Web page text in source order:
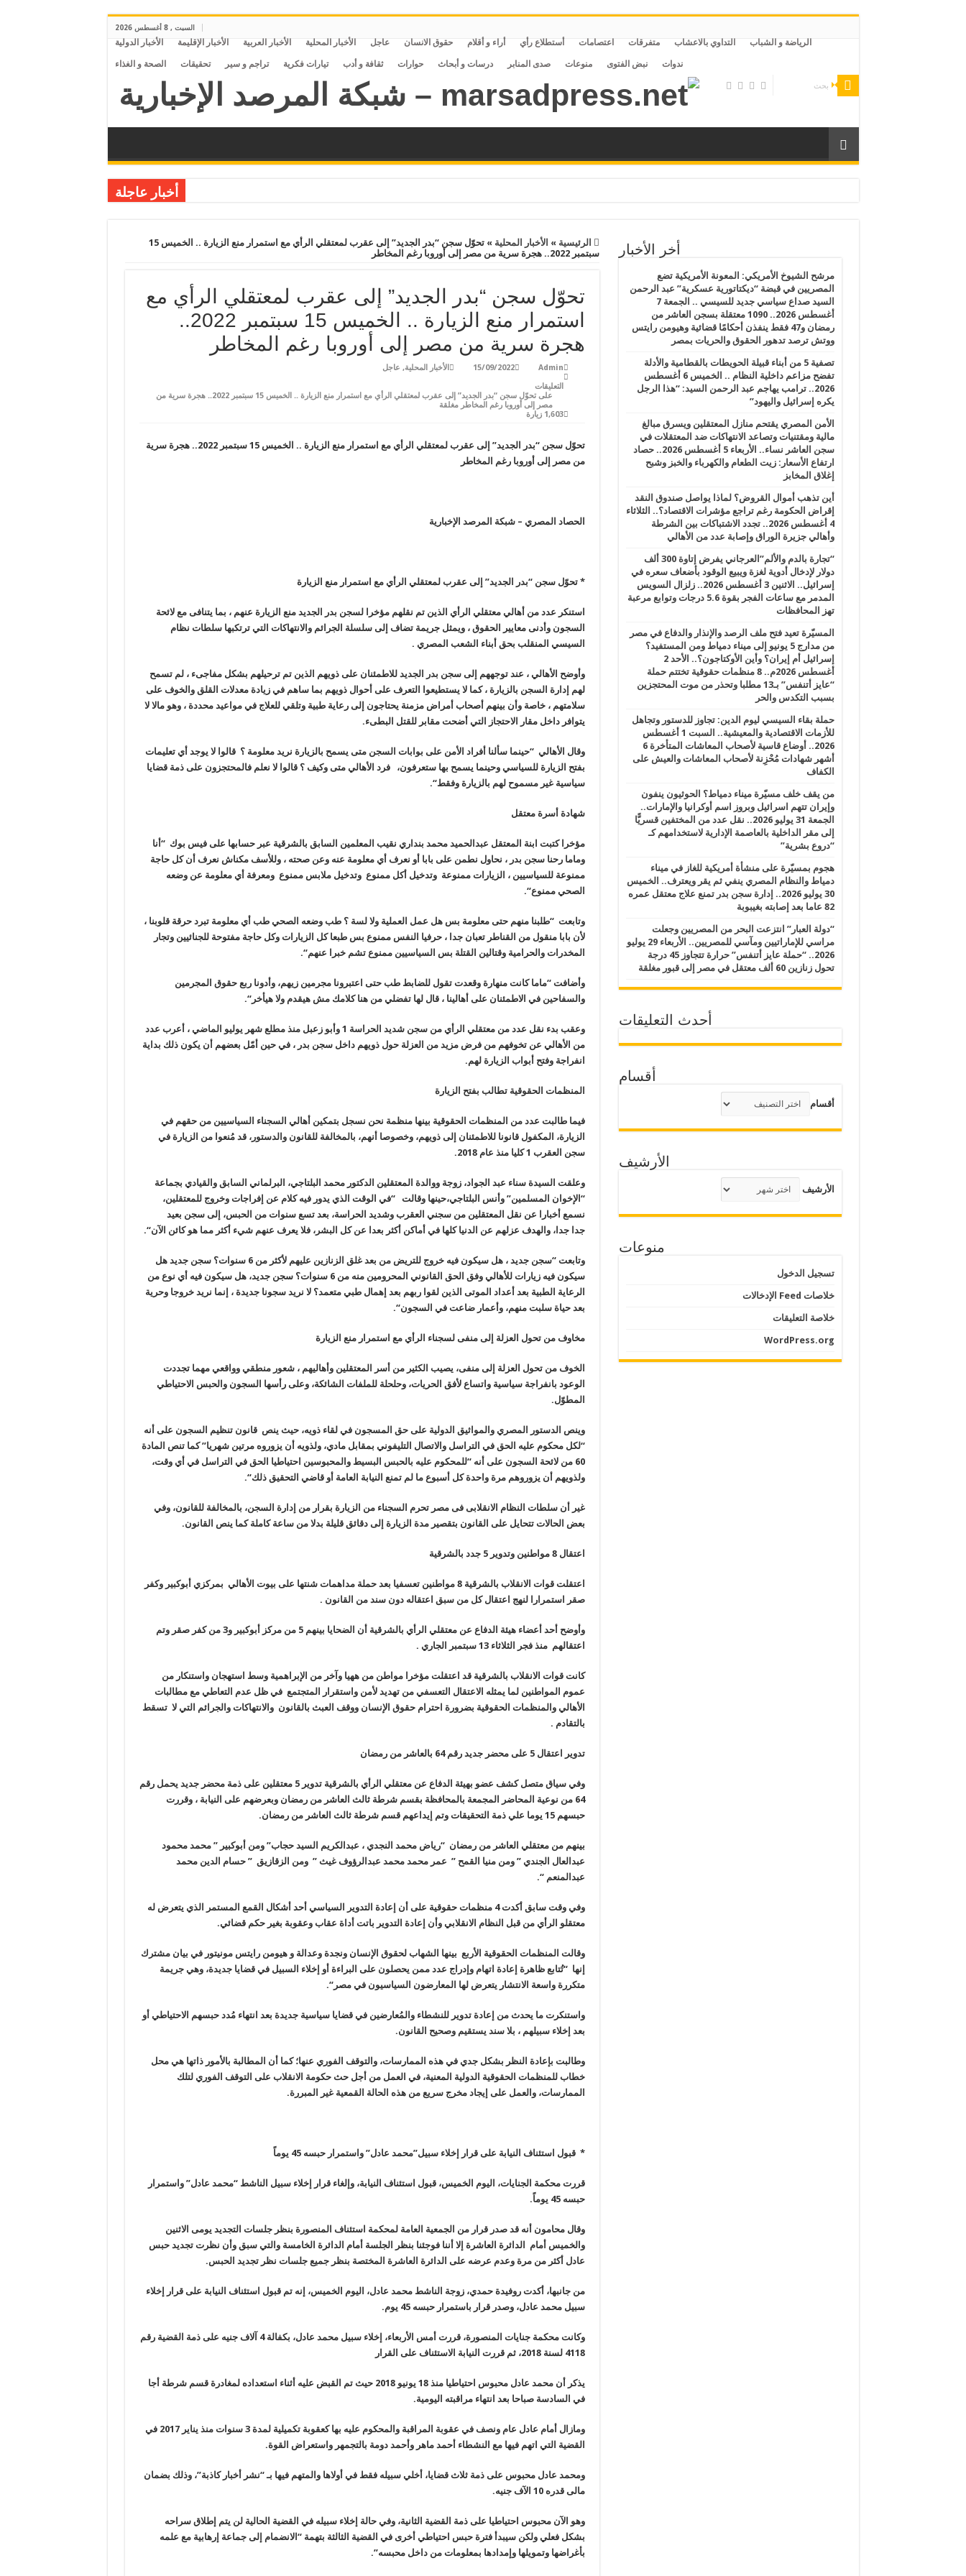
السبت , 8 أغسطس 2026
الأخبار الدولية الأخبار الإقليمة الأخبار العربية الأخبار المحلية عاجل حقوق الانسان أراء و أقلام أستطلاع رأي اعتصامات متفرقات التداوي بالاعشاب الرياضة و الشباب
الصحة و الغذاء تحقيقات تراجم و سير تيارات فكرية ثقافة و أدب حوارات درسات و أبحاث صدى المنابر منوعات نبض الفتوى ندوات
أخبار عاجلة
المائي”: خطاب بدر عبدالعاطي عن القانون الدولي يصطدم بواقع الملء الأحادي وسد النهضة يراكم المخاطر
الرئيسية » الأخبار المحلية »
تحوّل سجن “بدر الجديد” إلى عقرب لمعتقلي الرأي مع استمرار منع الزيارة .. الخميس 15
سبتمبر 2022.. هجرة سرية من مصر إلى أوروبا رغم المخاطر
تحوّل سجن “بدر الجديد” إلى عقرب لمعتقلي الرأي مع
استمرار منع الزيارة .. الخميس 15 سبتمبر 2022..
هجرة سرية من مصر إلى أوروبا رغم المخاطر
Admin
15/09/2022 الأخبار المحلية, عاجل
التعليقات
على تحوّل سجن “بدر الجديد” إلى عقرب لمعتقلي الرأي مع استمرار منع الزيارة .. الخميس 15 سبتمبر 2022.. هجرة سرية من
مصر إلى أوروبا رغم المخاطر مغلقة
1,603 زيارة
تحوّل سجن “بدر الجديد” إلى عقرب لمعتقلي الرأي مع استمرار منع الزيارة .. الخميس 15 سبتمبر 2022..
هجرة سرية
من مصر إلى أوروبا رغم المخاطر
الحصاد المصري – شبكة المرصد الإخبارية
* تحوّل سجن “بدر الجديد” إلى عقرب لمعتقلي الرأي مع استمرار منع الزيارة
استنكر عدد من أهالي معتقلي الرأي الذين تم نقلهم مؤخرا لسجن بدر الجديد منع الزيارة عنهم ، بما يتنافى مع لائحة
السجون وأدنى معايير الحقوق ، ويمثل جريمة تضاف إلى سلسلة الجرائم والانتهاكات التي ترتكبها سلطات نظام
السيسي المنقلب بحق أبناء الشعب المصري .
وأوضح الأهالي ، عند توجههم إلى سجن بدر الجديد للاطمئنان على ذويهم الذين تم ترحيلهم بشكل مفاجىء ، لم تسمح
لهم إدارة السجن بالزيارة ، كما لا يستطيعوا التعرف على أحوال ذويهم بما ساهم في زيادة معدلات القلق والخوف على
سلامتهم ، خاصة وأن بينهم أصحاب أمراض مزمنة يحتاجون إلى رعاية طبية وتلقي للعلاج في مواعيد محددة ، وهو مالا لا
يتوافر داخل مقار الاحتجاز التي أضحت مقابر للقتل البطىء.
وقال الأهالي “حينما سألنا أفراد الأمن على بوابات السجن متى يسمح بالزيارة نريد معلومة ؟ قالوا لا يوجد أي تعليمات
بفتح الزيارة للسياسي وحينما يسمح بها ستعرفون، فرد الأهالي متى وكيف ؟ قالوا لا نعلم فالمحتجزون على ذمة قضايا
سياسية غير مسموح لهم بالزيارة وفقط“.
شهادة أسرة معتقل
مؤخرا كتبت ابنة المعتقل عبدالحميد محمد بنداري نقيب المعلمين السابق بالشرقية عبر حسابها على فيس بوك “أنا
وماما رحنا سجن بدر ، نحاول نطمن على بابا أو نعرف أي معلومة عنه وعن صحته ، وللأسف مكناش نعرف أن كل حاجة
ممنوعة للسياسيين ، الزيارات ممنوعة وتدخيل أكل ممنوع وتدخيل ملابس ممنوع ومعرفة أي معلومة عن وضعه
الصحي ممنوع“.
وتابعت “طلبنا منهم حتى معلومة بس هل عمل العملية ولا لسة ؟ طب وضعه الصحي طب أي معلومة تبرد حرقة قلوبنا ،
لأن بابا منقول من القناطر تعبان جدا ، حرفيا النفس ممنوع بس طبعا كل الزيارات وكل حاجة مفتوحة للجنائيين وتجار
المخدرات والحرامية وقتالين القتلة بس السياسيين ممنوع تشم خبرا عنهم“.
وأضافت “ماما كانت منهارة وقعدت تقول للضابط طب حتى اعتبرونا مجرمين زيهم، وأدونا ربع حقوق المجرمين
والسفاحين في الاطمئنان على أهالينا ، قال لها تفضلي من هنا كلامك مش هيقدم ولا هيأخر“.
وعقب بدء نقل عدد من معتقلي الرأي من سجن شديد الحراسة 1 وأبو زعبل منذ مطلع شهر يوليو الماضي ، أعرب عدد
من الأهالي عن تخوفهم من فرض مزيد من العزلة حول ذويهم داخل سجن بدر ، في حين أمّل بعضهم أن يكون ذلك بداية
انفراجة وفتح أبواب الزيارة لهم.
المنظمات الحقوقية تطالب بفتح الزيارة
فيما طالبت عدد من المنظمات الحقوقية بينها منظمة نحن نسجل بتمكين أهالي السجناء السياسيين من حقهم في
الزيارة، المكفول قانونا للاطمئنان إلى ذويهم، وخصوصا أنهم، بالمخالفة للقانون والدستور، قد مُنعوا من الزيارة في
سجن العقرب 1 كليا منذ عام 2018
.
وعلقت السيدة سناء عبد الجواد، زوجة ووالدة المعتقلين الدكتور محمد البلتاجي، البرلماني السابق والقيادي بجماعة
“الإخوان المسلمين” وأنس البلتاجي،حينها وقالت “في الوقت الذي يدور فيه كلام عن إفراجات وخروج للمعتقلين،
نسمع أخبارا عن نقل المعتقلين من سجني العقرب وشديد الحراسة، بعد تسع سنوات من الحبس، إلى سجن بعيد
جدا جدا، والهدف عزلهم عن الدنيا كلها في أماكن أكثر بعدا عن كل البشر، فلا يعرف عنهم شيء أكثر مما هو كائن الآن“.
وتابعت “سجن جديد ، هل سيكون فيه خروج للتريض من بعد غلق الزنازين عليهم لأكثر من 6 سنوات؟ سجن جديد هل
سيكون فيه زيارات للأهالي وفق الحق القانوني المحرومين منه من 6 سنوات؟ سجن جديد، هل سيكون فيه أي نوع من
الرعاية الطبية بعد أعداد الموتى الذين لقوا ربهم بعد إهمال طبي متعمد؟ لا نريد سجونا جديدة ، إنما نريد خروجا وحرية
بعد حياة سلبت منهم، وأعمار ضاعت في السجون“.
مخاوف من تحول العزلة إلى منفى لسجناء الرأي مع استمرار منع الزيارة
الخوف من تحول العزلة إلى منفى، يصيب الكثير من أسر المعتقلين وأهاليهم ، شعور منطقي وواقعي مهما تجددت
الوعود بانفراجة سياسية واتساع لأفق الحريات، وحلحلة للملفات الشائكة، وعلى رأسها السجون والحبس الاحتياطي
المطوّل.
وينص الدستور المصري والمواثيق الدولية على حق المسجون في لقاء ذويه، حيث ينص قانون تنظيم السجون على أنه
“لكل محكوم عليه الحق في التراسل والاتصال التليفوني بمقابل مادي، ولذويه أن يزوروه مرتين شهريا” كما تنص المادة
60 من لائحة السجون على أنه “للمحكوم عليه بالحبس البسيط والمحبوسين احتياطيا الحق في التراسل في أي وقت،
ولذويهم أن يزوروهم مرة واحدة كل أسبوع ما لم تمنع النيابة العامة أو قاضي التحقيق ذلك“.
غير أن سلطات النظام الانقلابى فى مصر تحرم السجناء من الزيارة بقرار من إدارة السجن، بالمخالفة للقانون، وفي
بعض الحالات تتحايل على القانون بتقصير مدة الزيارة إلى دقائق قليلة بدلا من ساعة كاملة كما ينص القانون.
اعتقال 8 مواطنين وتدوير 5 جدد بالشرقية
اعتقلت قوات الانقلاب بالشرقية 8 مواطنين تعسفيا بعد حملة مداهمات شنتها على بيوت الأهالي بمركزي أبوكبير وكفر
صقر استمرارا لنهج اعتقال كل من سبق اعتقاله دون سند من القانون .
وأوضح أحد أعضاء هيئة الدفاع عن معتقلي الرأي بالشرقية أن الضحايا بينهم 5 من مركز أبوكبير و3 من كفر صقر وتم
اعتقالهم منذ فجر الثلاثاء 13 سبتمبر الجاري
.
كانت قوات الانقلاب بالشرقية قد اعتقلت مؤخرا مواطن من ههيا وآخر من الإبراهمية وسط استهجان واستنكار من
عموم المواطنين لما يمثله الاعتقال التعسفي من تهديد لأمن واستقرار المتجتمع في ظل عدم التعاطي مع مطالبات
الأهالي والمنظمات الحقوقية بضرورة احترام حقوق الإنسان ووقف العبث بالقانون والانتهاكات والجرائم التي لا تسقط
بالتقادم .
تدوير اعتقال 5 على محضر جديد رقم 64 بالعاشر من رمضان
وفي سياق متصل كشف عضو بهيئة الدفاع عن معتقلي الرأي بالشرقية تدوير 5 معتقلين على ذمة محضر جديد يحمل رقم
64 من نوعية المحاضر المجمعة بالمحافظة بقسم شرطة ثالث العاشر من رمضان وبعرضهم على النيابة ، وقررت
حبسهم 15 يوما علي ذمة التحقيقات وتم إيداعهم قسم شرطة ثالث العاشر من رمضان
.
بينهم من معتقلي العاشر من رمضان “رياض محمد النجدي ، عبدالكريم السيد حجاب” ومن أبوكبير ” محمد محمود
عبدالعال الجندي ” ومن منيا القمح ” عمر محمد محمد عبدالرؤوف غيث ” ومن الزقازيق ” حسام الدين محمد
عبدالمنعم “.
وفي وقت سابق أكدت 4 منظمات حقوقية على أن إعادة التدوير السياسي أحد أشكال القمع المستمر الذي يتعرض له
معتقلو الرأي من قبل النظام الانقلابي وأن إعادة التدوير باتت أداة عقاب وعقوبة بغير حكم قضائي.
وقالت المنظمات الحقوقية الأربع بينها الشهاب لحقوق الإنسان ونجدة وعدالة و هيومن رايتس مونيتور في بيان مشترك
إنها “تُتابع ظاهرة إعادة اتهام وإدراج عدد ممن يحصلون على البراءة أو إخلاء السبيل في قضايا جديدة، وهي جريمة
متكررة واسعة الانتشار يتعرض لها المعارضون السياسيون في مصر“.
واستنكرت ما يحدث من إعادة تدوير للنشطاء والمُعارضين في قضايا سياسية جديدة بعد انتهاء مُدد حبسهم الاحتياطي أو
بعد إخلاء سبيلهم ، بلا سند يستقيم وصحيح القانون.
وطالبت بإعادة النظر بشكل جدي في هذه الممارسات، والتوقف الفوري عنها؛ كما أن المطالبة بالأمور ذاتها هي محل
خطاب للمنظمات الحقوقية الدولية المعنية، في العمل من أجل حث حكومة الانقلاب على التوقف الفوري لتلك
الممارسات، والعمل على إيجاد مخرج سريع من هذه الحالة القمعية غير المبررة.
* قبول استئناف النيابة على قرار إخلاء سبيل”محمد عادل” واستمرار حبسه 45 يوماً
قررت محكمة الجنايات، اليوم الخميس، قبول استئناف النيابة، وإلغاء قرار إخلاء سبيل الناشط “محمد عادل” واستمرار
حبسه 45 يوماً
.
وقال محامون أنه قد صدر قرار من الجمعية العامة لمحكمة استئناف المنصورة بنظر جلسات التجديد يومى الاثنين
والخميس أمام الدائرة العاشرة إلا أننا فوجئنا بنظر الجلسة أمام الدائرة الخامسة والتي سبق وأن نظرت تجديد حبس
عادل أكثر من مرة وعدم عرضه على الدائرة العاشرة المختصة بنظر جميع جلسات نظر تجديد الحبس.
من جانبها، أكدت روفيدة حمدي، زوجة الناشط محمد عادل، اليوم الخميس، إنه تم قبول استئناف النيابة على قرار إخلاء
سبيل محمد عادل، وصدر قرار باستمرار حبسه 45 يوم
.
وكانت محكمة جنايات المنصورة، قررت أمس الأربعاء، إخلاء سبيل محمد عادل، بكفالة 4 آلاف جنيه على ذمة القضية رقم
4118 لسنة 2018، ثم قررت النيابة الاستئناف على القرار
يذكر أن محمد عادل محبوس احتياطيا منذ 18 يونيو 2018 حيث تم القبض عليه أثناء استعداده لمغادرة قسم شرطة أجا
في السادسة صباحا بعد انتهاء مراقبته اليومية.
ومازال أمام عادل عام ونصف في عقوبة المراقبة والمحكوم عليه بها كعقوبة تكميلية لمدة 3 سنوات منذ يناير 2017 في
القضية التي اتهم فيها مع النشطاء أحمد ماهر وأحمد دومة بالتجمهر واستعراض القوة.
ومحمد عادل محبوس على ذمة ثلاث قضايا، أخلي سبيله فقط في أولاها والمتهم فيها بـ “نشر أخبار كاذبة”، وذلك بضمان
مالى قدره 10 اﻵف جنيه
.
وهو الآن محبوس احتياطيا على ذمة القضية الثانية، وفي حالة إخلاء سبيله في القضية الحالية لن يتم إطلاق سراحه
بشكل فعلي ولكن سيبدأ فترة حبس احتياطي أخرى في القضية الثالثة بتهمة “الانضمام إلى جماعة إرهابية مع علمه
بأغراضها وتمويلها وإمدادها بمعلومات من داخل محبسه”.
أخر الأخبار
مرشح الشيوخ الأمريكي: المعونة الأمريكية تضع
المصريين في قبضة “ديكتاتورية عسكرية” عبد الرحمن
السيد صداع سياسي جديد للسيسي .. الجمعة 7
أغسطس 2026.. 1090 معتقلة بسجن العاشر من
رمضان و47 فقط ينفذن أحكامًا قضائية وهيومن رايتس
ووتش ترصد تدهور الحقوق والحريات بمصر
تصفية 5 من أبناء قبيلة الحويطات بالقطامية والأدلة
تفضح مزاعم داخلية النظام .. الخميس 6 أغسطس
2026.. ترامب يهاجم عبد الرحمن السيد: “هذا الرجل
يكره إسرائيل واليهود”
الأمن المصري يقتحم منازل المعتقلين ويسرق مبالغ
مالية ومقتنيات وتصاعد الانتهاكات ضد المعتقلات في
سجن العاشر نساء.. الأربعاء 5 أغسطس 2026.. حصاد
ارتفاع الأسعار: زيت الطعام والكهرباء والخبز وشبح
إغلاق المخابز
أين تذهب أموال القروض؟ لماذا يواصل صندوق النقد
إقراض الحكومة رغم تراجع مؤشرات الاقتصاد؟.. الثلاثاء
4 أغسطس 2026.. تجدد الاشتباكات بين الشرطة
وأهالي جزيرة الوراق وإصابة عدد من الأهالي
“تجارة بالدم والألم”العرجاني يفرض إتاوة 300 ألف
دولار لإدخال أدوية لغزة ويبيع الوقود بأضعاف سعره في
إسرائيل.. الاثنين 3 أغسطس 2026.. زلزال السويس
المدمر مع ساعات الفجر بقوة 5.6 درجات وتوابع مرعبة
تهز المحافظات
المسيّرة تعيد فتح ملف الرصد والإنذار والدفاع في مصر
من مدارج 5 يونيو إلى ميناء دمياط ومن المستفيد؟
إسرائيل أم إيران؟ وأين الأوكتاجون؟.. الأحد 2
أغسطس 2026م.. 8 منظمات حقوقية تختتم حملة
“عايز أتنفس” بـ13 مطلبا وتحذر من موت المحتجزين
بسبب التكدس والحر
حملة بقاء السيسي ليوم الدين: تجاوز للدستور وتجاهل
للأزمات الاقتصادية والمعيشية.. السبت 1 أغسطس
2026.. أوضاع قاسية لأصحاب المعاشات المتأخرة 6
أشهر شهادات مُحْزِنة لأصحاب المعاشات والعيش على
الكفاف
من يقف خلف مسيّرة ميناء دمياط؟ الحوثيون ينفون
وإيران تتهم اسرائيل وبروز اسم أوكرانيا والإمارات..
الجمعة 31 يوليو 2026.. نقل عدد من المختفين قسريًّا
إلى مقر الداخلية بالعاصمة الإدارية لاستخدامهم كـ
“دروع بشرية”
هجوم بمسيّرة على منشأة أمريكية للغاز في ميناء
دمياط والنظام المصري ينفي ثم يقر ويعترف.. الخميس
30 يوليو 2026.. إدارة سجن بدر تمنع علاج معتقل عمره
82 عاما بعد إصابته بغيبوبة
“دولة العبار” انتزعت البحر من المصريين وجعلت
مراسي للإماراتيين ومآسي للمصريين.. الأربعاء 29 يوليو
2026.. “حملة عايز أتنفس” حرارة تتجاوز 45 درجة
تحول زنازين 60 ألف معتقل في مصر إلى قبور مغلقة
أحدث التعليقات
أقسام
أقسام
الأرشيف
الأرشيف
منوعات
تسجيل الدخول
خلاصات Feed الإدخالات
خلاصة التعليقات
WordPress.org